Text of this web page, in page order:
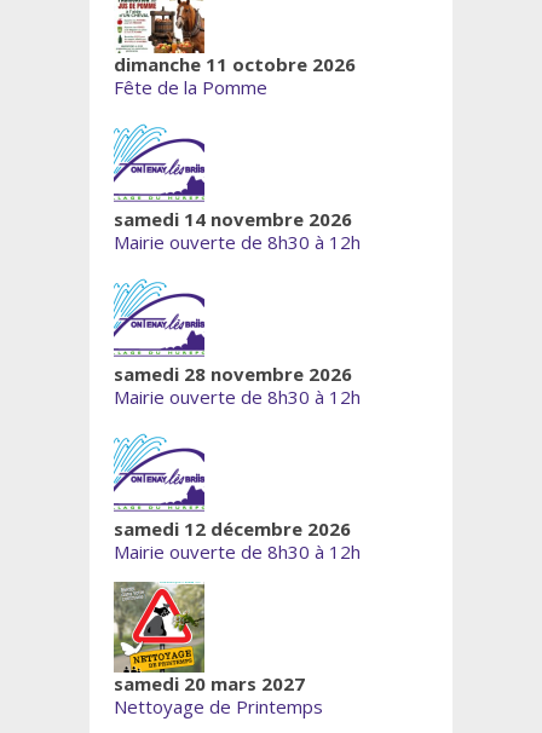
dimanche 11 octobre 2026
Fête de la Pomme
samedi 14 novembre 2026
Mairie ouverte de 8h30 à 12h
samedi 28 novembre 2026
Mairie ouverte de 8h30 à 12h
samedi 12 décembre 2026
Mairie ouverte de 8h30 à 12h
samedi 20 mars 2027
Nettoyage de Printemps